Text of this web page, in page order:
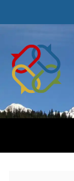
to
VERIGE
ODABRANO